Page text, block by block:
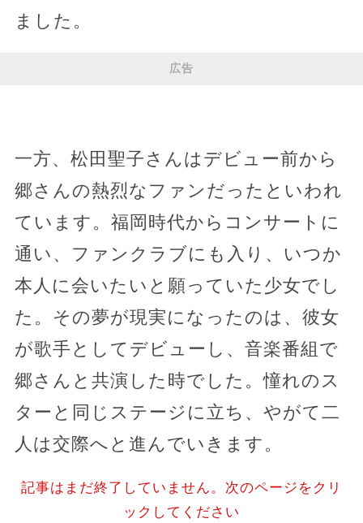
ました。
広告
一方、松田聖子さんはデビュー前から
郷さんの熱烈なファンだったといわれ
ています。福岡時代からコンサートに
通い、ファンクラブにも入り、いつか
本人に会いたいと願っていた少女でし
た。その夢が現実になったのは、彼女
が歌手としてデビューし、音楽番組で
郷さんと共演した時でした。憧れのス
ターと同じステージに立ち、やがて二
人は交際へと進んでいきます。
記事はまだ終了していません。次のページをクリ
ックしてください